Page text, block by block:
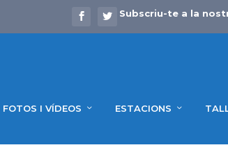
Subscriu-te a la
FOTOS I VÍDEOS ESTACIONS